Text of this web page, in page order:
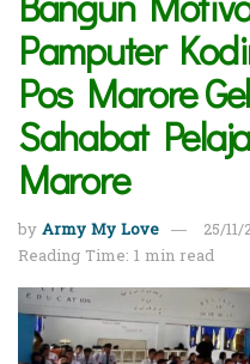
Pamputer
Pos Marore
Sahabat
Marore
byArmy My Love
25/
Reading Time: 1 min read